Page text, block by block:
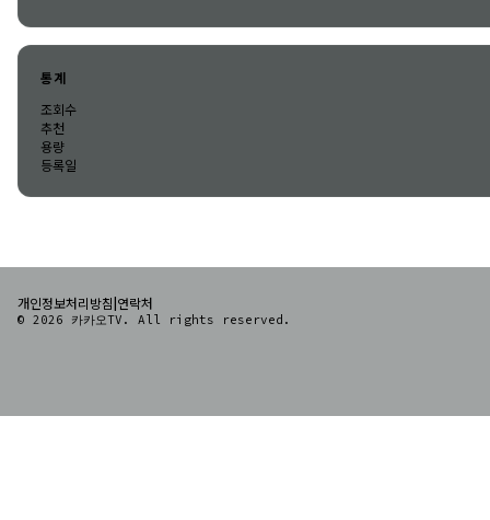
통계
조회수
추천
용량
등록일
개인정보처리방침|연락처
© 2026 카카오TV. All rights reserved.